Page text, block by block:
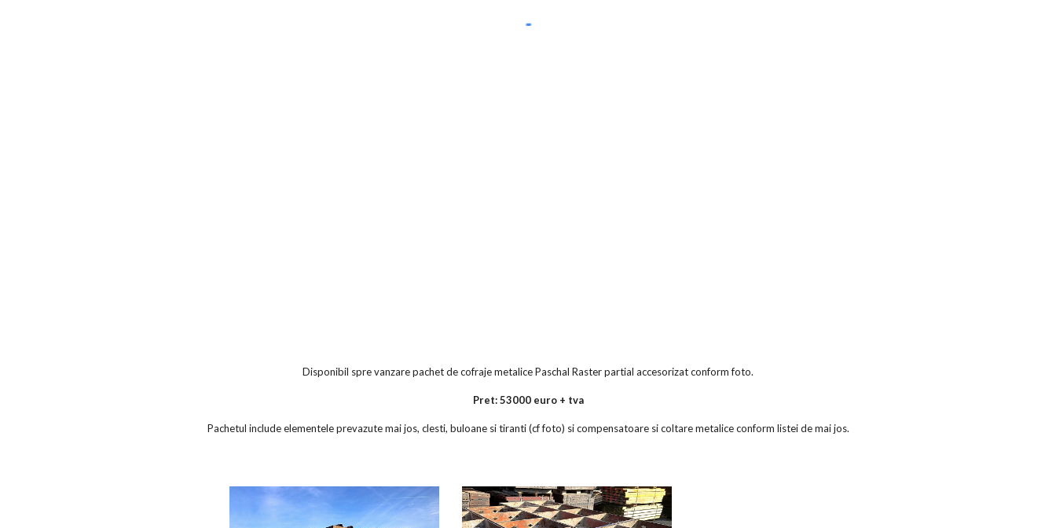
Disponibil spre vanzare pachet de cofraje metalice Paschal Raster partial accesorizat conform foto.
Pret: 53000 euro + tva
Pachetul include elementele prevazute mai jos, clesti, buloane si tiranti (cf foto) si compensatoare si coltare metalice conform listei de mai jos.